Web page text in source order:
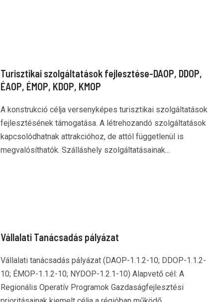
Turisztikai szolgáltatások fejlesztése-DAOP, DDOP,
ÉAOP, ÉMOP, KDOP, KMOP
A konstrukció célja versenyképes turisztikai szolgáltatások
fejlesztésének támogatása. A létrehozandó szolgáltatások
kapcsolódhatnak attrakcióhoz, de attól függetlenül is
megvalósíthatók. Szálláshely szolgáltatásainak...
Vállalati Tanácsadás pályázat
Vállalati tanácsadás pályázat (DAOP-1.1.2-10; DDOP-1.1.2-
10; ÉMOP-1.1.2-10; NYDOP-1.2.1-10) Alapvető cél: A
Regionális Operatív Programok Gazdaságfejlesztési